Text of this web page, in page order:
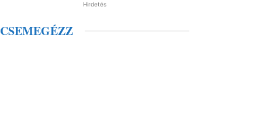
Hirdetés
CSEMEGÉZZ